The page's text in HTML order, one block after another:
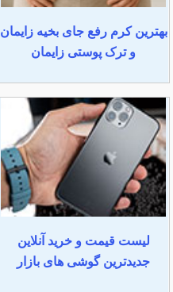
بهترین کرم رفع جای بخیه زایمان
و ترک پوستی زایمان
لیست قیمت و خرید آنلاین
جدیدترین گوشی های بازار